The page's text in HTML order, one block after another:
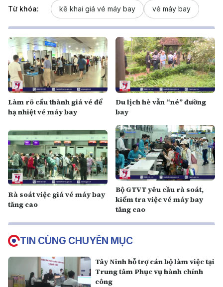
Từ khóa: kê khai giá vé máy bay vé máy bay
Làm rõ cấu thành giá vé để
hạ nhiệt vé máy bay
Du lịch hè vẫn “né” đường
bay
Rà soát việc giá vé máy bay
tăng cao
Bộ GTVT yêu cầu rà soát,
kiểm tra việc vé máy bay
tăng cao
TIN CÙNG CHUYÊN MỤC
Tây Ninh hỗ trợ cán bộ làm việc tại
Trung tâm Phục vụ hành chính
công